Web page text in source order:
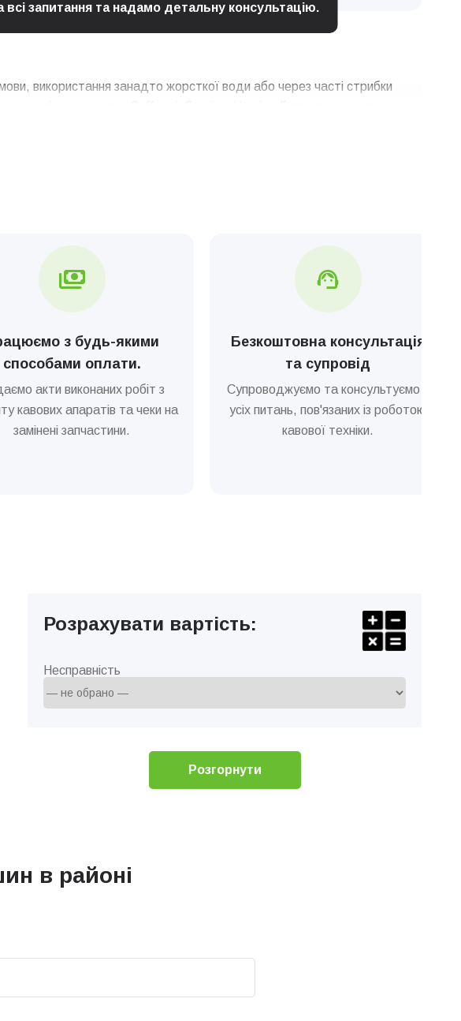
запитання та надамо детальну консультацію.
використання занадто жорсткої води або через часті стрибки
з будь-якими
способами оплати.
акти виконаних робіт з
кавових апаратів та чеки на
замінені запчастини.
Безкоштовна консультація
та супровід
Супроводжуємо та консультуємо з
усіх питань, пов'язаних із роботою
кавової техніки.
Розрахувати вартість:
Несправність
Розгорнути
в районі